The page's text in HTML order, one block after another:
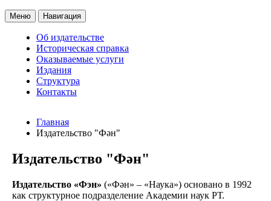
Меню Навигация
Об издательстве
Историческая справка
Оказываемые услуги
Издания
Структура
Контакты
Главная
Издательство "Фән"
Издательство "Фән"
Издательство «Фэн» («Фән» – «Наука») основано в 1992
как структурное подразделение Академии наук РТ.